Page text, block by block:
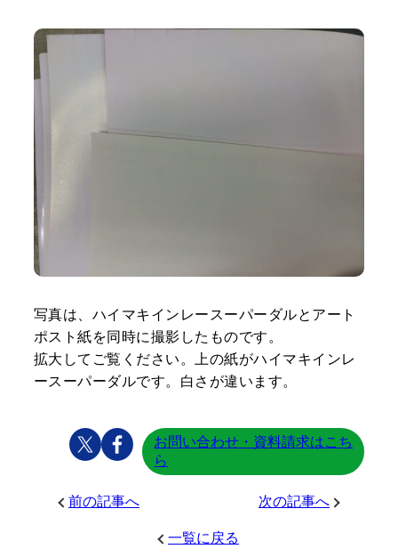
写真は、ハイマキインレースーパーダルとアート
ポスト紙を同時に撮影したものです。
拡大してご覧ください。上の紙がハイマキインレ
ースーパーダルです。白さが違います。
お問い合わせ・資料請求はこち
ら
前の記事へ 次の記事へ
一覧に戻る